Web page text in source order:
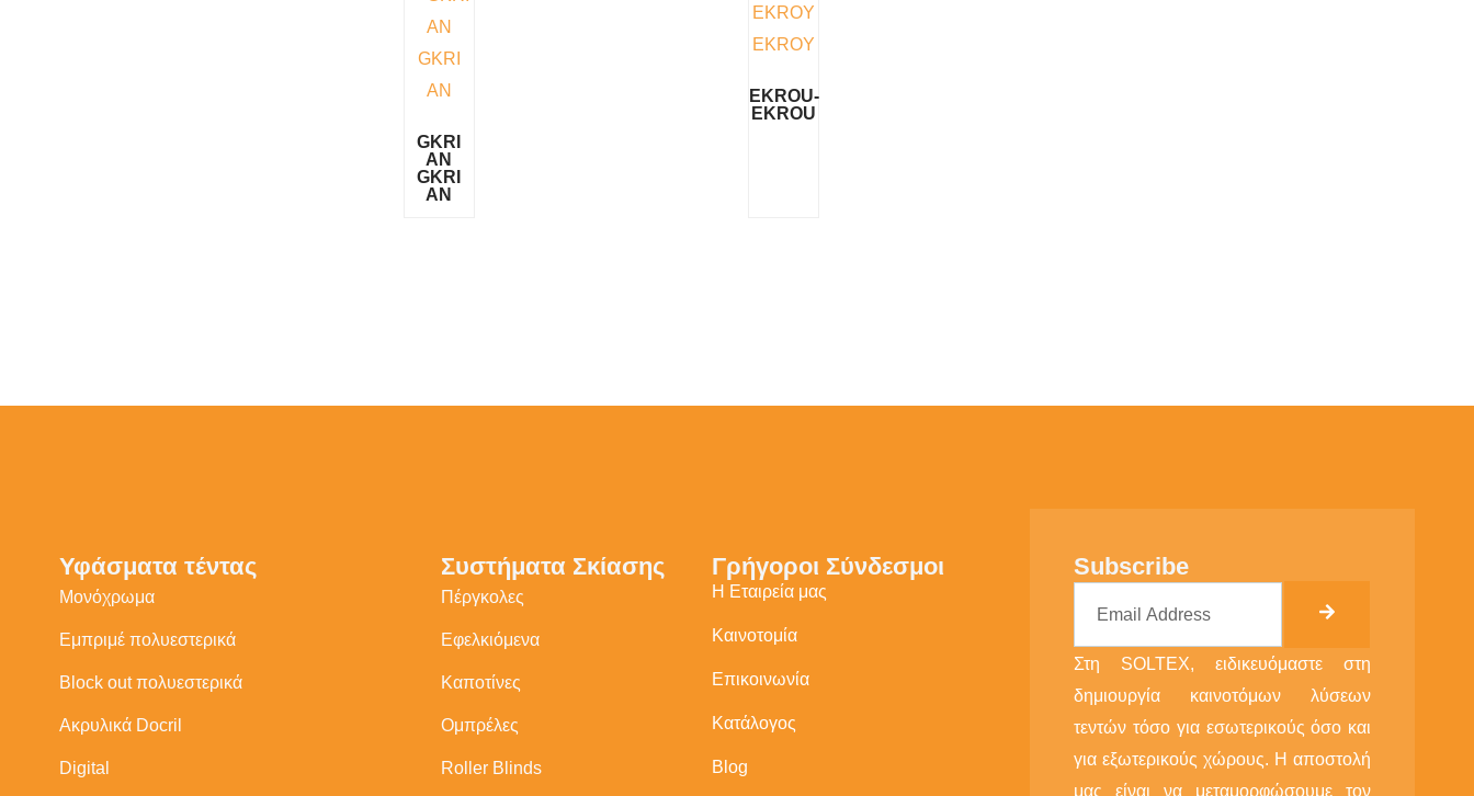
GKRI
AN
GKRI
AN
EKROU-
EKROU
Υφάσματα τέντας
Μονόχρωμα
Εμπριμέ πολυεστερικά
Βlock out πολυεστερικά
Ακρυλικά Docril
Digital
Συστήματα Σκίασης
Πέργκολες
Εφελκιόμενα
Καποτίνες
Ομπρέλες
Roller Blinds
Γρήγοροι Σύνδεσμοι
Η Εταιρεία μας
Καινοτομία
Επικοινωνία
Κατάλογος
Blog
Subscribe
Στη SOLTEX, ειδικευόμαστε στη
δημιουργία καινοτόμων λύσεων
τεντών τόσο για εσωτερικούς όσο και
για εξωτερικούς χώρους. Η αποστολή
μας είναι να μεταμορφώσουμε τον